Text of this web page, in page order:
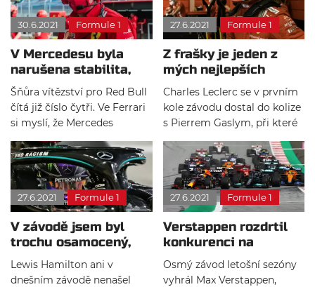
30.6.2021 Formule 1
V Mercedesu byla
narušena stabilita,
myslí si Binotto
Šňůra vítězství pro Red Bull
čítá již číslo čytři. Ve Ferrari
si myslí, že Mercedes
postupně doplácí na velkou
restrukturalizaci, která v
týmu začala před více než
rokem.
27.6.2021 Formule 1
Z frašky je jeden z
mých nejlepších
závodů, září Leclerc
Charles Leclerc se v prvním
kole závodu dostal do kolize
s Pierrem Gaslym, při které
si poškodil přední křídlo a
propadl se na sedmnácté
místo. Poté ale začala
stíhací jízda, díky které se
mu nakonec podařilo dojet
na sedmém místě.
27.6.2021 Formule 1
V závodě jsem byl
trochu osamocený,
připouští Hamilton
Lewis Hamilton ani v
dnešním závodě nenašel
27.6.2021 Formule 1
Verstappen rozdrtil
konkurenci na
domácím Red Bull
Ringu
Osmý závod letošní sezóny
vyhrál Max Verstappen,